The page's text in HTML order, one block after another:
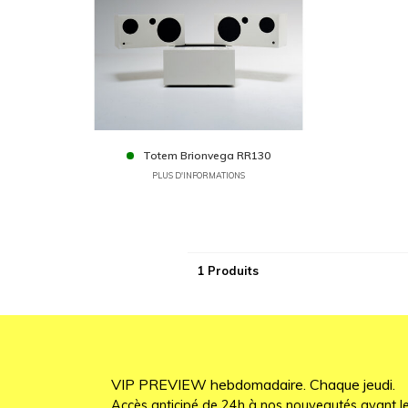
Totem Brionvega RR130
PLUS D'INFORMATIONS
1 Produits
VIP PREVIEW hebdomadaire. Chaque jeudi.